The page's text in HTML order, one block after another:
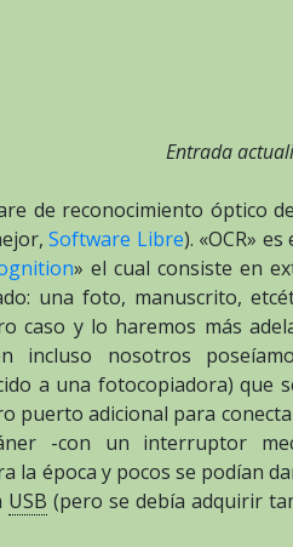
Entrada
de reconocimiento óptico
Software Libre). «OCR»
» el cual consiste en
una foto, manuscrito,
caso y lo haremos más
incluso nosotros
a una fotocopiadora) que
puerto adicional para
-con un interruptor
la época y pocos se podían
USB (pero se debía adquirir